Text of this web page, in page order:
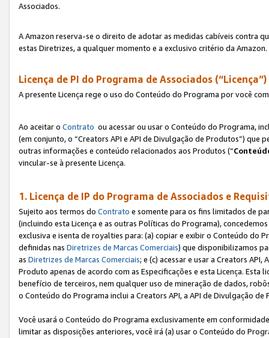
Associados.
A Amazon reserva-se o direito de adotar as medidas cabíveis contra
estas Diretrizes, a qualquer momento e a exclusivo critério da Amazon.
Licença de PI do Programa de Associados (“Licença”)
A presente Licença rege o uso do Conteúdo do Programa por você
Ao aceitar o Contrato ou acessar ou usar o Conteúdo do Programa,
(em conjunto, o “Creators API e API de Divulgação de Produtos”)
outras informações e conteúdo relacionados aos Produtos (“
vincular-se à presente Licença.
1. Licença de IP do Programa de Associados e
Sujeito aos termos do Contrato e somente para os fins limitados de
(incluindo esta Licença e as outras Políticas do Programa),
exclusiva e isenta de royalties para: (a) copiar e exibir o Conteúdo do
definidas nas Diretrizes de Marcas Comerciais) que disponibilizamos
as Diretrizes de Marcas Comerciais; e (c) acessar e usar a Creators
Produto apenas de acordo com as Especificações e esta Licença.
benefício de terceiros, nem qualquer uso de mineração de dados,
o Conteúdo do Programa inclui a Creators API, a API de Divulgação
Você usará o Conteúdo do Programa exclusivamente em
limitar as disposições anteriores, você irá (a) usar o Conteúdo do